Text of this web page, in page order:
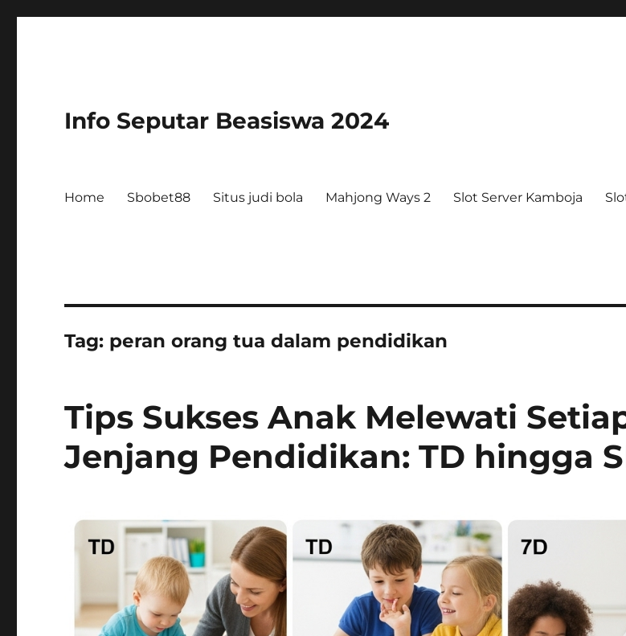
Info Seputar Beasiswa 2024
Home Sbobet88 Situs judi bola Mahjong Ways 2 Slot Server Kamboja
Tag: peran orang tua dalam pendidikan
Tips Sukses Anak Melewati
Jenjang Pendidikan: TD hingga